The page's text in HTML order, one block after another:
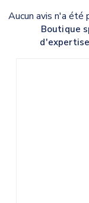
Aucun avis n'a été
Boutique